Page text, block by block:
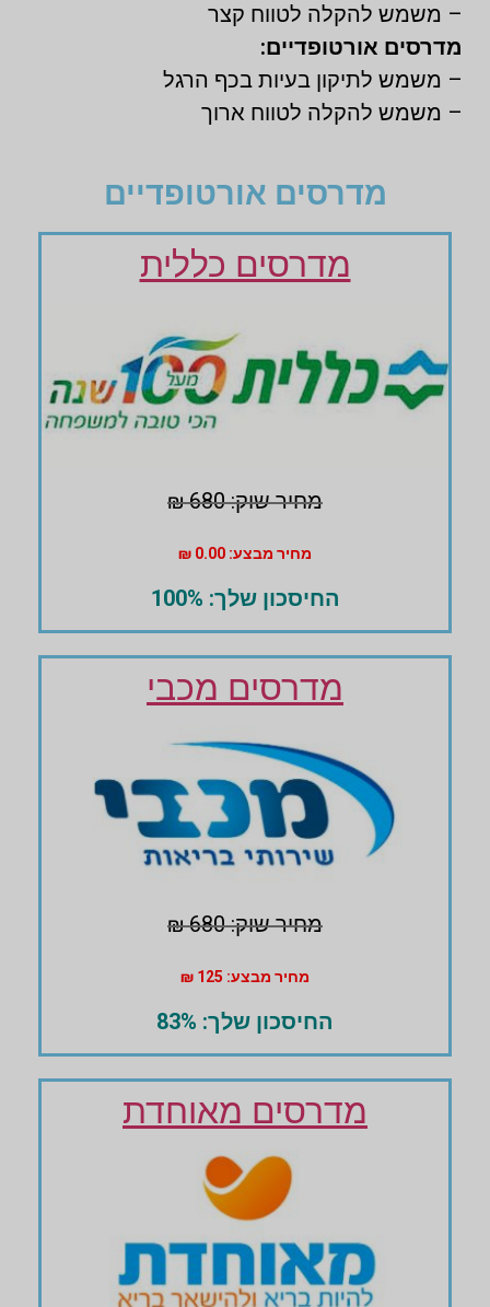
– משמש להקלה לטווח קצר
מדרסים אורטופדיים:
– משמש לתיקון בעיות בכף הרגל
– משמש להקלה לטווח ארוך
מדרסים אורטופדיים
מדרסים כללית
מחיר שוק: 680 ₪
מחיר מבצע: 0.00 ₪
החיסכון שלך: 100%
מדרסים מכבי
מחיר שוק: 680 ₪
מחיר מבצע: 125 ₪
החיסכון שלך: 83%
מדרסים מאוחדת